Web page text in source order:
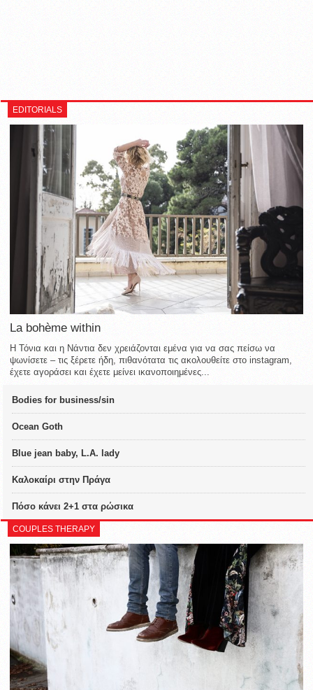
EDITORIALS
La bohème within
Η Τόνια και η Νάντια δεν χρειάζονται εμένα για να σας πείσω να
ψωνίσετε – τις ξέρετε ήδη, πιθανότατα τις ακολουθείτε στο instagram,
έχετε αγοράσει και έχετε μείνει ικανοποιημένες...
Bodies for business/sin
Ocean Goth
Blue jean baby, L.A. lady
Καλοκαίρι στην Πράγα
Πόσο κάνει 2+1 στα ρώσικα
COUPLES THERAPY